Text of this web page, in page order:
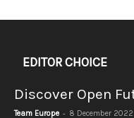
EDITOR CHOICE
Discover Open
Team Europe - 8 December 2022